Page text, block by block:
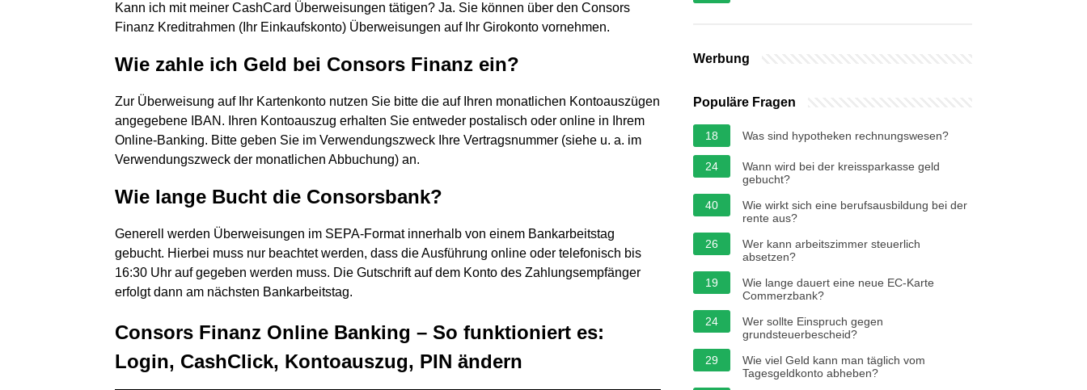
Kann ich mit meiner CashCard Überweisungen tätigen? Ja. Sie können über den Consors
Finanz Kreditrahmen (Ihr Einkaufskonto) Überweisungen auf Ihr Girokonto vornehmen.
Wie zahle ich Geld bei Consors Finanz ein?
Zur Überweisung auf Ihr Kartenkonto nutzen Sie bitte die auf Ihren monatlichen Kontoauszügen
angegebene IBAN. Ihren Kontoauszug erhalten Sie entweder postalisch oder online in Ihrem
Online-Banking. Bitte geben Sie im Verwendungszweck Ihre Vertragsnummer (siehe u. a. im
Verwendungszweck der monatlichen Abbuchung) an.
Wie lange Bucht die Consorsbank?
Generell werden Überweisungen im SEPA-Format innerhalb von einem Bankarbeitstag
gebucht. Hierbei muss nur beachtet werden, dass die Ausführung online oder telefonisch bis
16:30 Uhr auf gegeben werden muss. Die Gutschrift auf dem Konto des Zahlungsempfänger
erfolgt dann am nächsten Bankarbeitstag.
Consors Finanz Online Banking – So funktioniert es:
Login, CashClick, Kontoauszug, PIN ändern
Werbung
Populäre Fragen
18 Was sind hypotheken rechnungswesen?
24
Wann wird bei der kreissparkasse geld
gebucht?
40
Wie wirkt sich eine berufsausbildung bei der
rente aus?
26
Wer kann arbeitszimmer steuerlich
absetzen?
19
Wie lange dauert eine neue EC-Karte
Commerzbank?
24
Wer sollte Einspruch gegen
grundsteuerbescheid?
29
Wie viel Geld kann man täglich vom
Tagesgeldkonto abheben?